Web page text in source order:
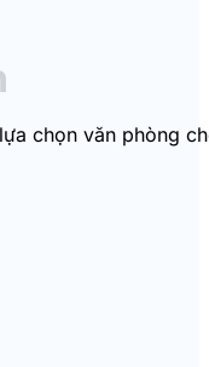
chọn văn phòng